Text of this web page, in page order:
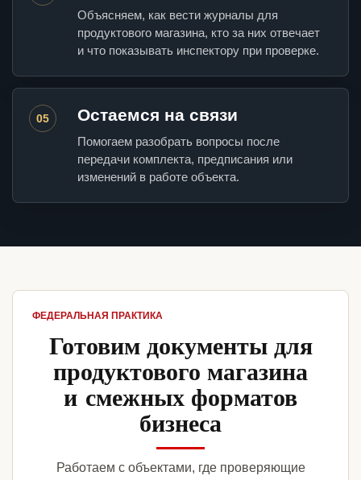
Объясняем, как вести журналы для
продуктового магазина, кто за них отвечает
и что показывать инспектору при проверке.
05 Остаемся на связи
Помогаем разобрать вопросы после
передачи комплекта, предписания или
изменений в работе объекта.
ФЕДЕРАЛЬНАЯ ПРАКТИКА
Готовим документы для
продуктового магазина
и смежных форматов
бизнеса
Работаем с объектами, где проверяющие